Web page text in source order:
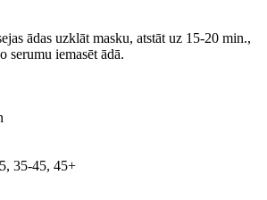
ādas uzklāt masku, atstāt uz 15-20 min.,
serumu iemasēt ādā.
35-45, 45+